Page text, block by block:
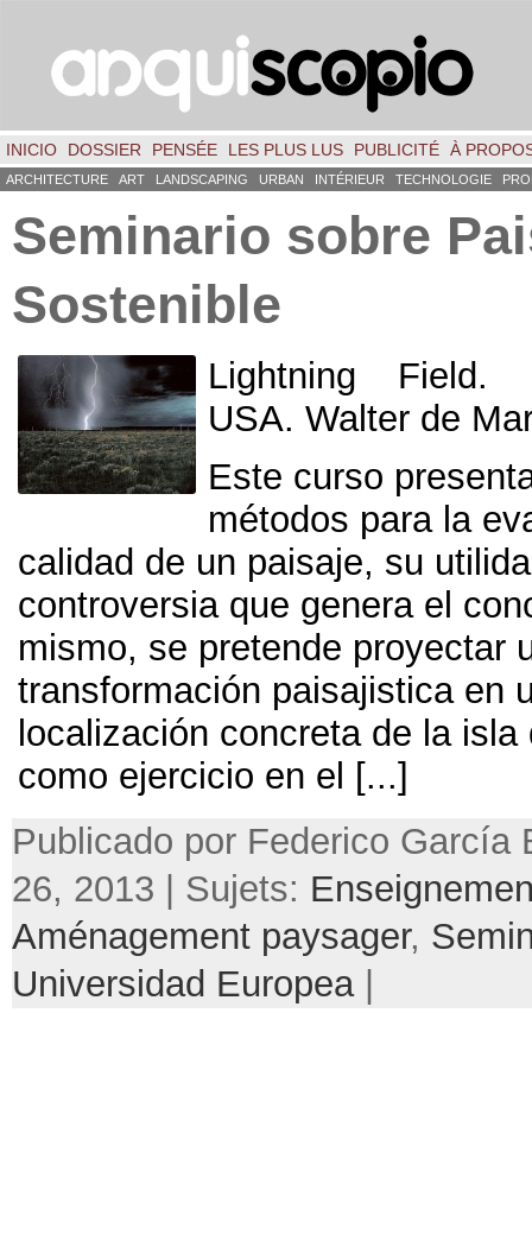
INICIO DOSSIER PENSÉE LES PLUS LUS PUBLICITÉ À
ARCHITECTURE ART LANDSCAPING URBAN INTÉRIEUR TECHNOLOGIE
Seminario sobre
Sostenible
Lightning Field.
USA. Walter de
Este curso
métodos para la
calidad de un paisaje, su
controversia que genera el
mismo, se pretende proyectar
transformación paisajistica en
localización concreta de la isla
como ejercicio en el [...]
Publicado por Federico García
26, 2013 | Sujets:
Aménagement paysager,
Universidad Europea|